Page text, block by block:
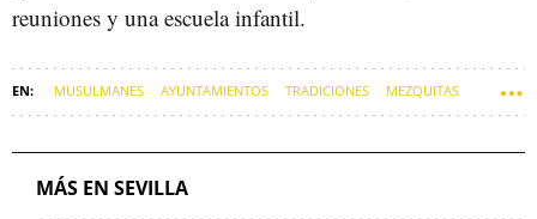
reuniones y una escuela infantil.
MUSULMANES AYUNTAMIENTOS TRADICIONES MEZQUITAS
MÁS EN SEVILLA